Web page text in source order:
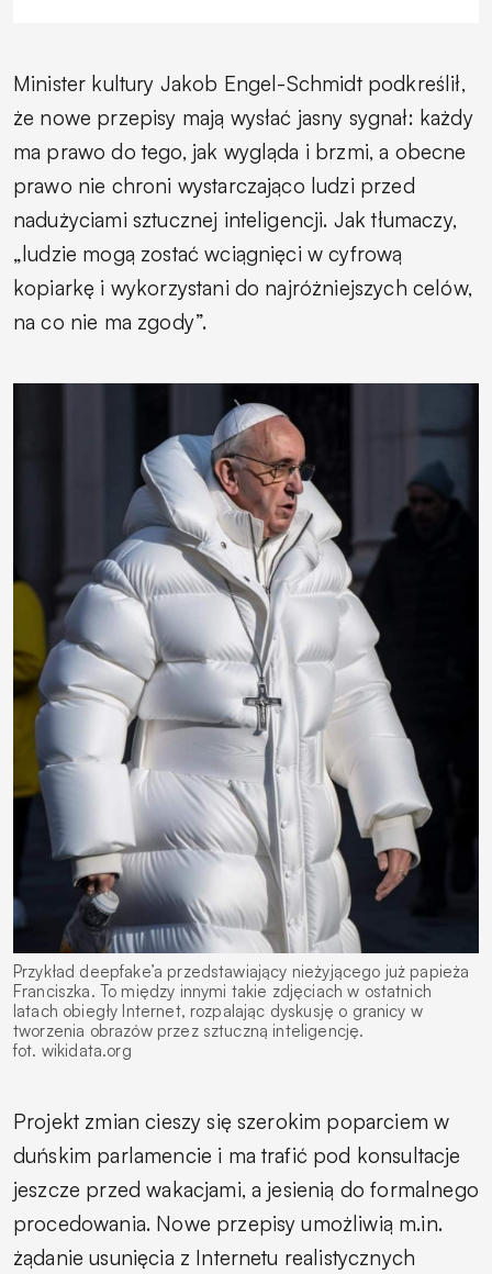
Minister kultury Jakob Engel-Schmidt podkreślił,
że nowe przepisy mają wysłać jasny sygnał: każdy
ma prawo do tego, jak wygląda i brzmi, a obecne
prawo nie chroni wystarczająco ludzi przed
nadużyciami sztucznej inteligencji. Jak tłumaczy,
„ludzie mogą zostać wciągnięci w cyfrową
kopiarkę i wykorzystani do najróżniejszych celów,
na co nie ma zgody”.
Przykład deepfake’a przedstawiający nieżyjącego już papieża
Franciszka. To między innymi takie zdjęciach w ostatnich
latach obiegły Internet, rozpalając dyskusję o granicy w
tworzenia obrazów przez sztuczną inteligencję.
fot. wikidata.org
Projekt zmian cieszy się szerokim poparciem w
duńskim parlamencie i ma trafić pod konsultacje
jeszcze przed wakacjami, a jesienią do formalnego
procedowania. Nowe przepisy umożliwią m.in.
żądanie usunięcia z Internetu realistycznych